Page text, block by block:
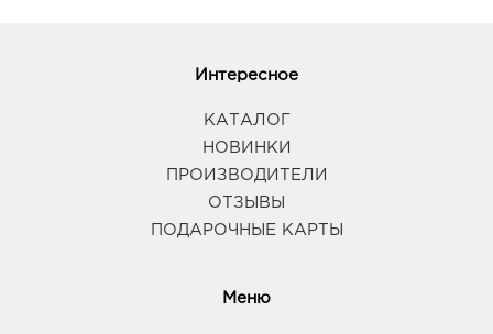
Интересное
КАТАЛОГ
НОВИНКИ
ПРОИЗВОДИТЕЛИ
ОТЗЫВЫ
ПОДАРОЧНЫЕ КАРТЫ
Меню